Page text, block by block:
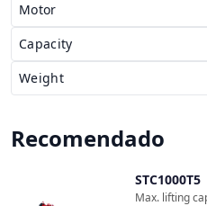
Motor
Capacity
Weight
Recomendado
STC1000T5
Max. lifting